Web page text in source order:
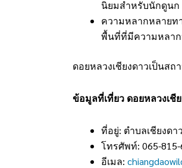
นิยมสำหรับนักดูนก
ความหลากหลายท
พื้นที่ที่มีความหลา
ดอยหลวงเชียงดาวเป็นส
ข้อมูลที่เที่ยว ดอยหลวงเชี
ที่อยู่: ตำบลเชียงดา
โทรศัพท์: 065-815-
อีเมล: